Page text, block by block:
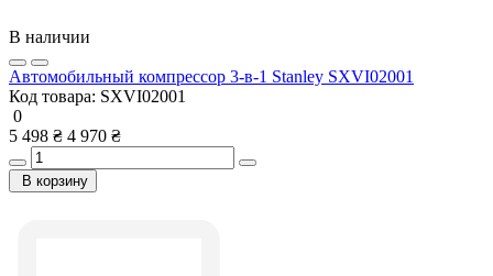
В наличии
Автомобильный компрессор 3-в-1 Stanley SXVI02001
Код товара: SXVI02001
0
5 498 ₴ 4 970 ₴
В корзину